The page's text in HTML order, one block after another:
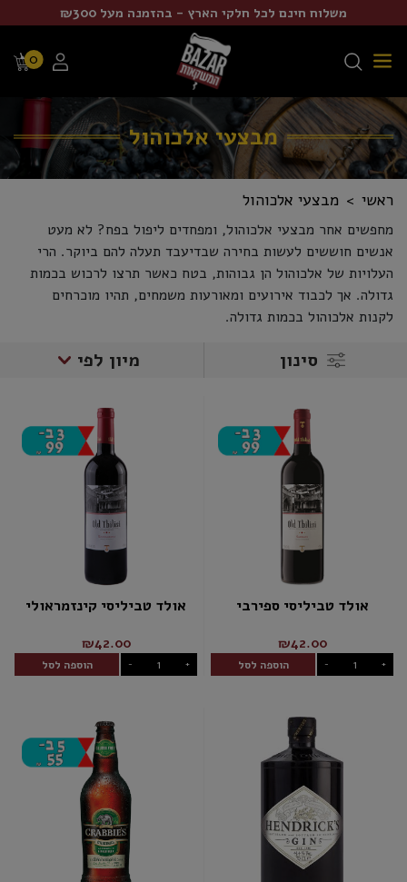
משלוח חינם לכל חלקי הארץ - בהזמנה מעל ₪300
0
מבצעי אלכוהול
ראשי מבצעי אלכוהול
מחפשים אחר מבצעי אלכוהול, ומפחדים ליפול בפח? לא מעט
אנשים חוששים לעשות בחירה שבדיעבד תעלה להם ביוקר. הרי
העלויות של אלכוהול הן גבוהות, בטח כאשר תרצו לרכוש בכמות
גדולה. אך לכבוד אירועים ומאורעות משמחים, תהיו מוכרחים
לקנות אלכוהול בכמות גדולה.
סינון מיון לפי
אולד טביליסי ספירבי
₪42.00
- + הוספה לסל
אולד טביליסי קינזמראולי
₪42.00
- + הוספה לסל